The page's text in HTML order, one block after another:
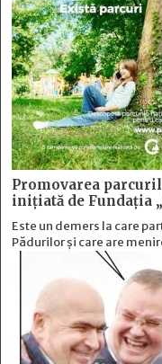
Promovarea
inițiată de Fundația
Este un demers la care
Pădurilor și care are